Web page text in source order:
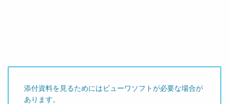
添付資料を見るためにはビューワソフトが必要な場合が
あります。